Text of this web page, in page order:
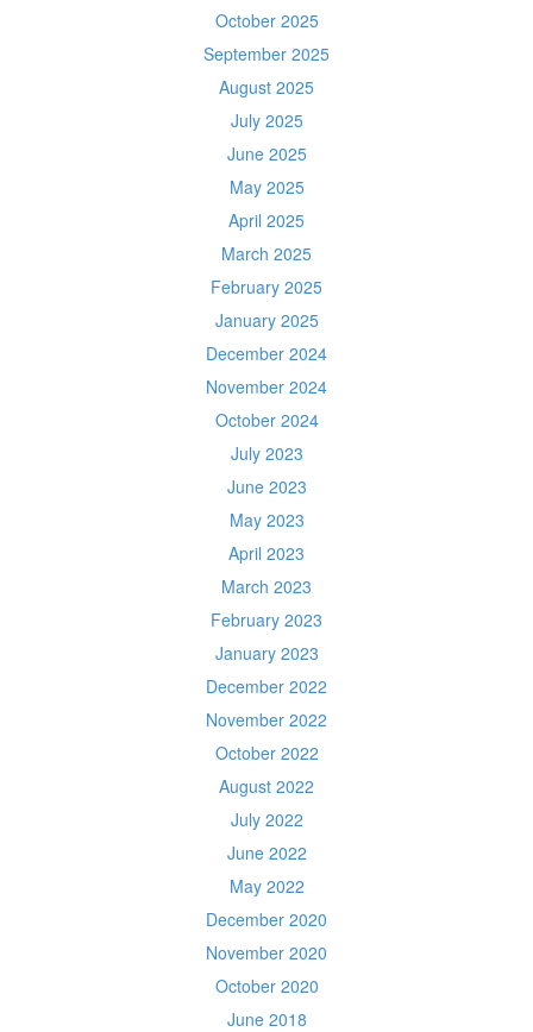
October 2025
September 2025
August 2025
July 2025
June 2025
May 2025
April 2025
March 2025
February 2025
January 2025
December 2024
November 2024
October 2024
July 2023
June 2023
May 2023
April 2023
March 2023
February 2023
January 2023
December 2022
November 2022
October 2022
August 2022
July 2022
June 2022
May 2022
December 2020
November 2020
October 2020
June 2018